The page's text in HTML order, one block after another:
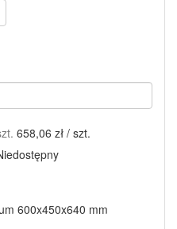
658,06 zł / szt.
600x450x640 mm